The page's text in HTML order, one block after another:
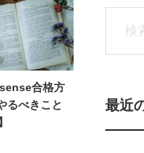
合格方
るべきこと
最近